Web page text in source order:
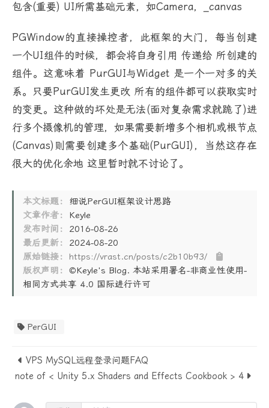
包含(重要) UI所需基础元素，如Camera，_canvas
PGWindow的直接操控者，此框架的大门，每当创建
一个UI组件的时候，都会将自身引用 传递给 所创建的
组件。这意味着 PurGUI与Widget 是一个一对多的关
系。只要PurGUI发生更改 所有的组件都可以获取实时
的变更。这种做的坏处是无法(面对复杂需求就跪了)进
行多个摄像机的管理，如果需要新增多个相机或根节点
(Canvas)则需要创建多个基础(PurGUI)，当然这存在
很大的优化余地 这里暂时就不讨论了。
本文标题：
细说PerGUI框架设计思路
文章作者：
Keyle
发布时间：
2016-08-26
最后更新：
2024-08-20
原始链接：
https://vrast.cn/posts/c2b10b93/
版权声明：
©Keyle's Blog. 本站采用署名-非商业性使用-
相同方式共享 4.0 国际进行许可
PerGUI
VPS MySQL远程登录问题FAQ
note of < Unity 5.x Shaders and Effects Cookbook > 4